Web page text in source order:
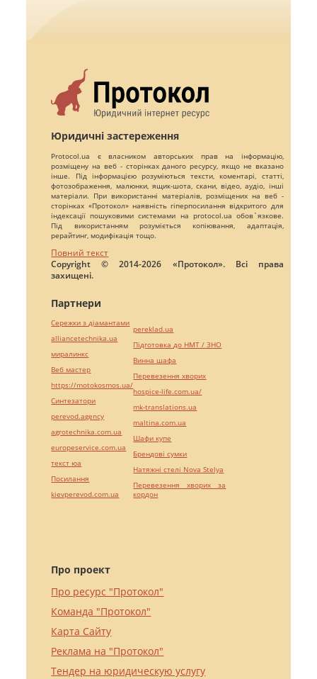
Юридичні застереження
Protocol.ua є власником авторських прав на інформацію,
розміщену на веб - сторінках даного ресурсу, якщо не вказано
інше. Під інформацією розуміються тексти, коментарі, статті,
фотозображення, малюнки, ящик-шота, скани, відео, аудіо, інші
матеріали. При використанні матеріалів, розміщених на веб -
сторінках «Протокол» наявність гіперпосилання відкритого для
індексації пошуковими системами на protocol.ua обов`язкове.
Під використанням розуміється копіювання, адаптація,
рерайтинг, модифікація тощо.
Повний текст
Copyright © 2014-2026 «Протокол». Всі права
захищені.
Про проект
Про ресурс "Протокол"
Команда "Протокол"
Карта Сайту
Реклама на "Протокол"
Тендер на юридическую услугу
Партнери
Сережки з діамантами
alliancetechnika.ua
миралинкс
Веб мастер
https://motokosmos.ua/
Синтезатори
perevod.agency
agrotechnika.com.ua
europeservice.com.ua
текст юа
Посилання
kievperevod.com.ua
pereklad.ua
Підготовка до НМТ / ЗНО
Винна шафа
Перевезення хворих
hospice-life.com.ua/
mk-translations.ua
maltina.com.ua
Шафи купе
Брендові сумки
Натяжні стелі Nova Stelya
Перевезення хворих за
кордон